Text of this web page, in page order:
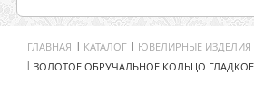
ГЛАВНАЯ КАТАЛОГ ЮВЕЛИРНЫЕ ИЗДЕЛИЯ
ЗОЛОТОЕ ОБРУЧАЛЬНОЕ КОЛЬЦО